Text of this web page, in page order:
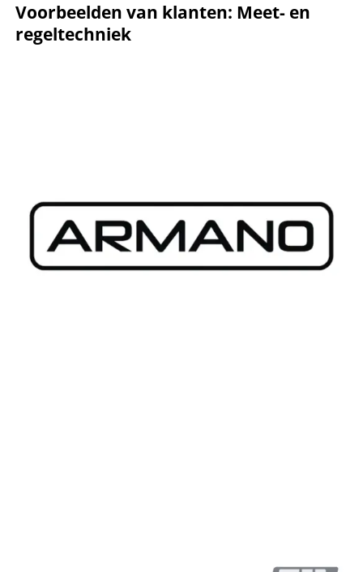
Voorbeelden van klanten: Meet- en
regeltechniek